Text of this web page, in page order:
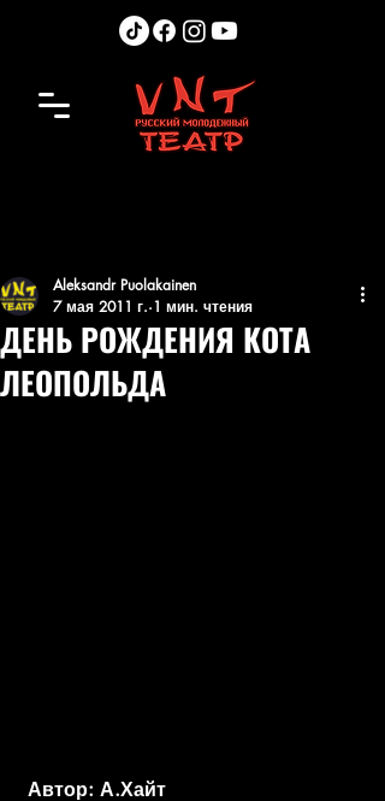
ДЕНЬ РОЖДЕНИЯ КОТА
ЛЕОПОЛЬДА
Aleksandr Puolakainen
7 мая 2011 г. 1 мин. чтения
Автор: А.Хайт